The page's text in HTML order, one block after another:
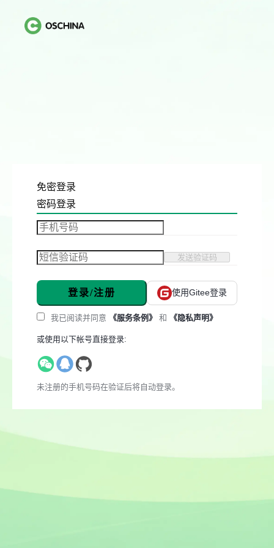
免密登录
密码登录
发送验证码
登录/注册 使用Gitee登录
我已阅读并同意 《服务条例》 和 《隐私声明》
或使用以下帐号直接登录:
未注册的手机号码在验证后将自动登录。